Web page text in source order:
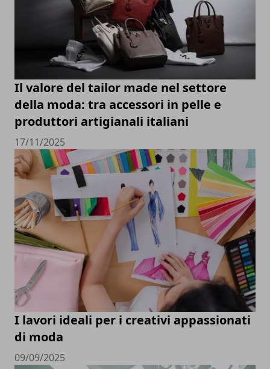
Il valore del tailor made nel settore
della moda: tra accessori in pelle e
produttori artigianali italiani
17/11/2025
I lavori ideali per i creativi appassionati
di moda
09/09/2025